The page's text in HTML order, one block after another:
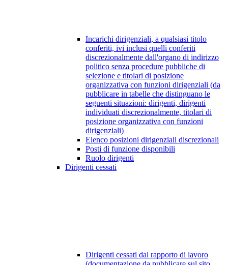
Incarichi dirigenziali, a qualsiasi titolo
conferiti, ivi inclusi quelli conferiti
discrezionalmente dall'organo di indirizzo
politico senza procedure pubbliche di
selezione e titolari di posizione
organizzativa con funzioni dirigenziali (da
pubblicare in tabelle che distinguano le
seguenti situazioni: dirigenti, dirigenti
individuati discrezionalmente, titolari di
posizione organizzativa con funzioni
dirigenziali)
Elenco posizioni dirigenziali discrezionali
Posti di funzione disponibili
Ruolo dirigenti
Dirigenti cessati
Dirigenti cessati dal rapporto di lavoro